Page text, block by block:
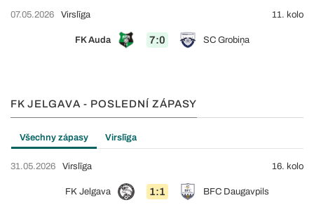
07.05.2026
FK Auda 7:0 SC Grobiņa
Virslīga 11. kolo
FK JELGAVA - POSLEDNÍ ZÁPASY
Všechny zápasy Virslīga
31.05.2026
FK Jelgava 1:1 BFC Daugavpils
Virslīga 16. kolo